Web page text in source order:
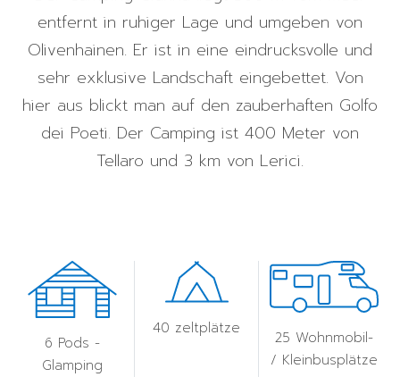
entfernt in ruhiger Lage und umgeben von
Olivenhainen. Er ist in eine eindrucksvolle und
sehr exklusive Landschaft eingebettet. Von
hier aus blickt man auf den zauberhaften Golfo
dei Poeti. Der Camping ist 400 Meter von
Tellaro und 3 km von Lerici.
6 Pods -
Glamping
40 zeltplätze
25 Wohnmobil-
/ Kleinbusplätze